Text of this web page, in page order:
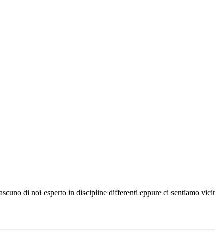
di noi esperto in discipline differenti eppure ci sentiamo